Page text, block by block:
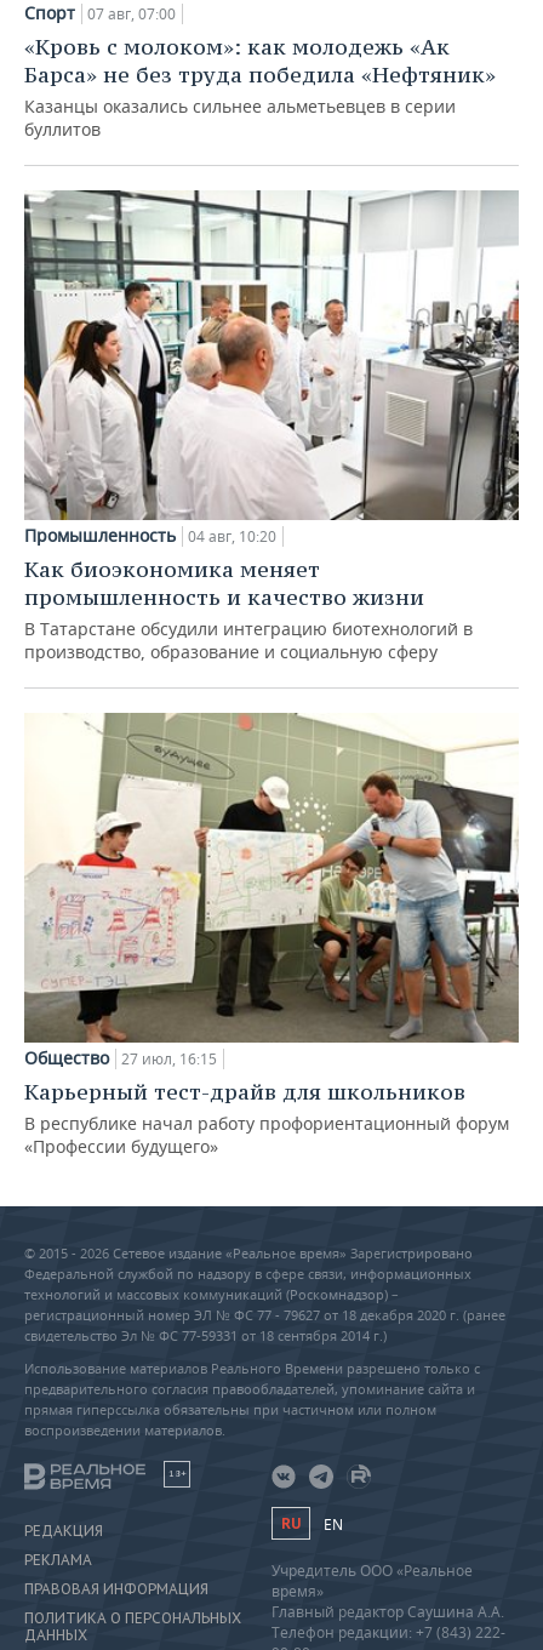
Спорт 07 авг, 07:00
«Кровь с молоком»: как молодежь «Ак
Барса» не без труда победила «Нефтяник»
Казанцы оказались сильнее альметьевцев в серии
буллитов
Промышленность 04 авг, 10:20
Как биоэкономика меняет
промышленность и качество жизни
В Татарстане обсудили интеграцию биотехнологий в
производство, образование и социальную сферу
Общество 27 июл, 16:15
Карьерный тест-драйв для школьников
В республике начал работу профориентационный форум
«Профессии будущего»
© 2015 - 2026 Сетевое издание «Реальное время» Зарегистрировано
Федеральной службой по надзору в сфере связи, информационных
технологий и массовых коммуникаций (Роскомнадзор) –
регистрационный номер ЭЛ № ФС 77 - 79627 от 18 декабря 2020 г. (ранее
свидетельство Эл № ФС 77-59331 от 18 сентября 2014 г.)
Использование материалов Реального Времени разрешено только с
предварительного согласия правообладателей, упоминание сайта и
прямая гиперссылка обязательны при частичном или полном
воспроизведении материалов.
18+
РЕДАКЦИЯ
РЕКЛАМА
ПРАВОВАЯ ИНФОРМАЦИЯ
ПОЛИТИКА О ПЕРСОНАЛЬНЫХ
ДАННЫХ
RU EN
Учредитель ООО «Реальное
время»
Главный редактор Саушина А.А.
Телефон редакции: +7 (843) 222-